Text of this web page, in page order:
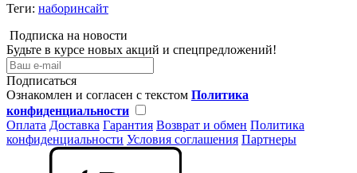
Теги: наборинсайт
Подписка на новости
Будьте в курсе новых акций и спецпредложений!
Подписаться
Ознакомлен и согласен с текстом Политика
конфиденциальности
Оплата Доставка Гарантия Возврат и обмен Политика
конфиденциальности Условия соглашения Партнеры